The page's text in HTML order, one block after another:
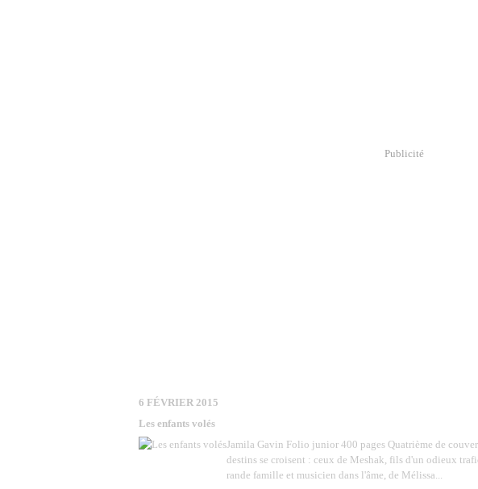
Publicité
6 FÉVRIER 2015
Les enfants volés
Jamila Gavin Folio junior 400 pages Quatrième de
destins se croisent : ceux de Meshak, fils d'un odieux
rande famille et musicien dans l'âme, de Mélissa...